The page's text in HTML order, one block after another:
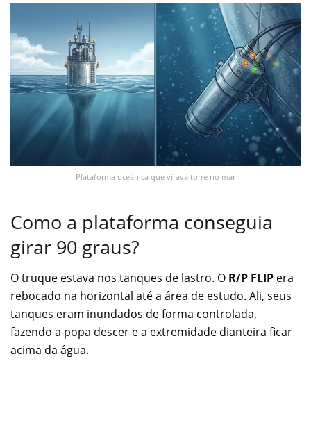
Plataforma oceânica que virava torre no mar
Como a plataforma conseguia
girar 90 graus?
O truque estava nos tanques de lastro. O R/P FLIP era
rebocado na horizontal até a área de estudo. Ali, seus
tanques eram inundados de forma controlada,
fazendo a popa descer e a extremidade dianteira ficar
acima da água.